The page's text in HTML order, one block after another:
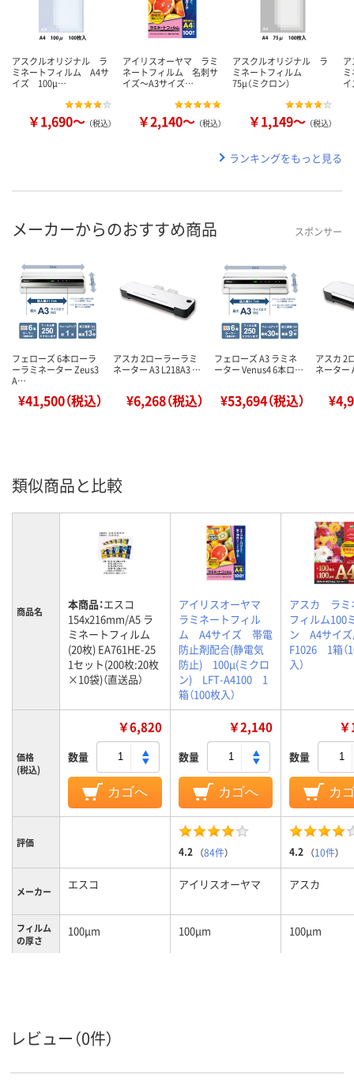
アスクルオリジナル ラ
ミネートフィルム A4サ
イズ 100μ…
￥1,690～ （税込）
アイリスオーヤマ ラミ
ネートフィルム 名刺サ
イズ～A3サイズ…
￥2,140～ （税込）
アスクルオリジナル ラ
ミネートフィルム
75μ（ミクロン）
￥1,149～ （税込）
ランキングをもっと見る
メーカーからのおすすめ商品 スポンサー
フェローズ 6本ローラ
ーラミネーター Zeus3
A…
¥41,500（税込）
アスカ 2ローラーラミ
ネーター A3 L218A3 …
¥6,268（税込）
フェローズ A3 ラミネ
ーター Venus4 6本ロ…
¥53,694（税込）
アスカ 2
ネーター
類似商品と比較
商品名 本商品：エスコ
154x216mm/A5 ラ
ミネートフィルム
(20枚) EA761HE-25
1セット(200枚:20枚
×10袋)（直送品）
アイリスオーヤマ
ラミネートフィル
ム A4サイズ 帯電
防止剤配合(静電気
防止) 100μ(ミクロ
ン) LFT-A4100 1
箱（100枚入）
アスカ ラミ
フィルム100
ン A4サイ
F1026 1箱（
入）
価格
(税込)
￥6,820
数量
カゴへ
￥2,140
数量
カゴへ
数量
カ
評価
4.2 （84件） 4.2 （10件）
メーカー エスコ アイリスオーヤマ アスカ
フィルム
の厚さ
100μm 100μm 100μm
レビュー（0件）